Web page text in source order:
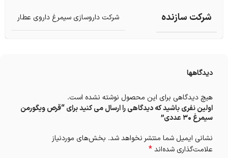
شرکت سازنده شرکت داروسازی سیمرغ داروی عطار
دیدگاهها
هیچ دیدگاهی برای این محصول نوشته نشده است.
اولین نفری باشید که دیدگاهی را ارسال می کنید برای “قرص ویگورمن
سیمرغ 30 عددی”
نشانی ایمیل شما منتشر نخواهد شد. بخش‌های موردنیاز
علامت‌گذاری شده‌اند*